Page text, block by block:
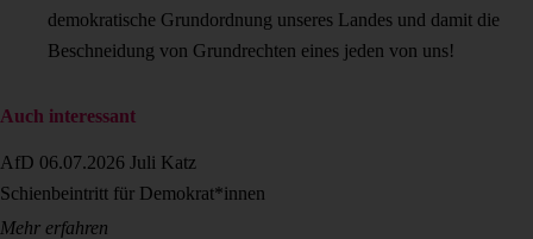
demokratische Grundordnung unseres Landes und damit die
Beschneidung von Grundrechten eines jeden von uns!
Auch interessant
AfD 06.07.2026 Juli Katz
Schienbeintritt für Demokrat*innen
Mehr erfahren